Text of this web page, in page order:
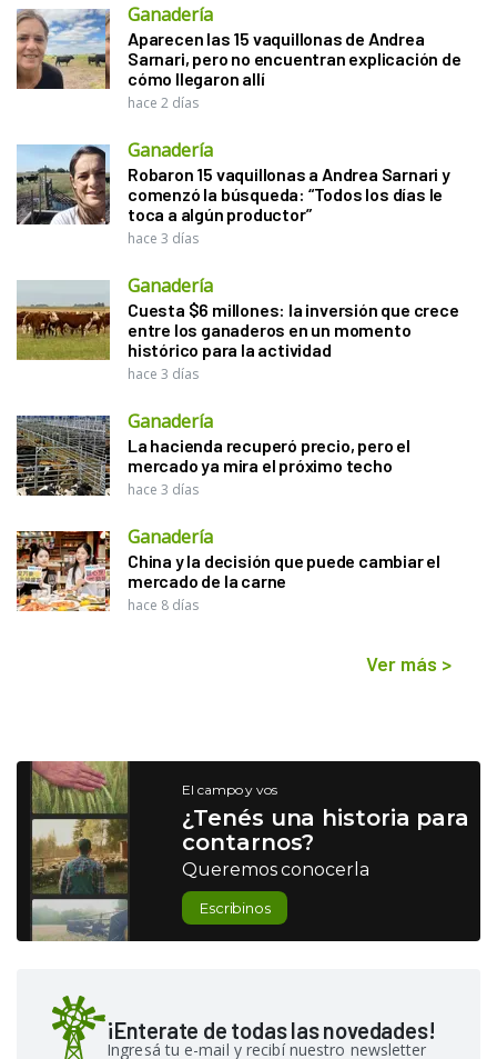
Ganadería
Aparecen las 15 vaquillonas de Andrea
Sarnari, pero no encuentran explicación de
cómo llegaron allí
hace 2 días
Ganadería
Robaron 15 vaquillonas a Andrea Sarnari y
comenzó la búsqueda: “Todos los días le
toca a algún productor”
hace 3 días
Ganadería
Cuesta $6 millones: la inversión que crece
entre los ganaderos en un momento
histórico para la actividad
hace 3 días
Ganadería
La hacienda recuperó precio, pero el
mercado ya mira el próximo techo
hace 3 días
Ganadería
China y la decisión que puede cambiar el
mercado de la carne
hace 8 días
Ver más >
El campo y vos
¿Tenés una historia para
contarnos?
Queremos conocerla
Escribinos
¡Enterate de todas las novedades!
Ingresá tu e-mail y recibí nuestro newsletter